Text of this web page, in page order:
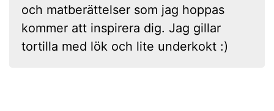
och matberättelser som jag hoppas
kommer att inspirera dig. Jag gillar
tortilla med lök och lite underkokt :)